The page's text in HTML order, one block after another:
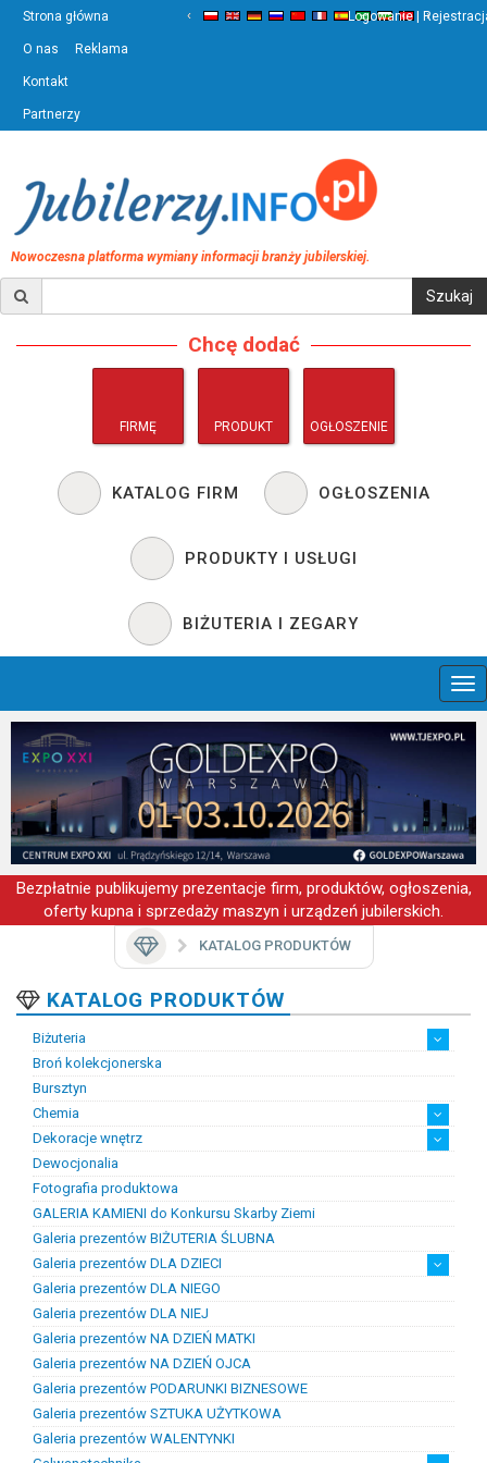
Strona główna
O nas Reklama
Kontakt
Partnerzy
‹ ›
Logowanie |
Nowoczesna platforma wymiany informacji branży jubilerskiej.
Chcę dodać
FIRMĘ PRODUKT OGŁOSZENIE
KATALOG FIRM OGŁOSZENIA
PRODUKTY I USŁUGI
BIŻUTERIA I ZEGARY
Bezpłatnie publikujemy prezentacje firm, produktów, ogłoszenia,
oferty kupna i sprzedaży maszyn i urządzeń jubilerskich.
KATALOG PRODUKTÓW
KATALOG PRODUKTÓW
Biżuteria
Artystyczna biżuteria srebrna
Biżuteria damska
Biżuteria dawna
Biżuteria dziecięca
Biżuteria inteligentna
Biżuteria miejska
Biżuteria męska
Biżuteria na zamówienie
Biżuteria rodowa
Biżuteria sakralna
Biżuteria srebrna
Biżuteria stalowa
Biżuteria stomatologiczna
Biżuteria sztuczna
Biżuteria unikatowa
Biżuteria z bursztynem
Biżuteria z diamentami
Biżuteria złota
Biżuteria ślubna
Obrączki ślubne
Broń kolekcjonerska
Bursztyn
Chemia
Chemia złotnicza
Ciecze probiercze
Kleje
Pasty i proszki do lutowania
Dekoracje wnętrz
Figurki
Lampy i plafony
Świeczniki
Dewocjonalia
Fotografia produktowa
GALERIA KAMIENI do Konkursu Skarby Ziemi
Galeria prezentów BIŻUTERIA ŚLUBNA
Galeria prezentów DLA DZIECI
Prezenty na chrzest i narodziny dzieci
Prezenty na komunię
Galeria prezentów DLA NIEGO
Galeria prezentów DLA NIEJ
Galeria prezentów NA DZIEŃ MATKI
Galeria prezentów NA DZIEŃ OJCA
Galeria prezentów PODARUNKI BIZNESOWE
Galeria prezentów SZTUKA UŻYTKOWA
Galeria prezentów WALENTYNKI